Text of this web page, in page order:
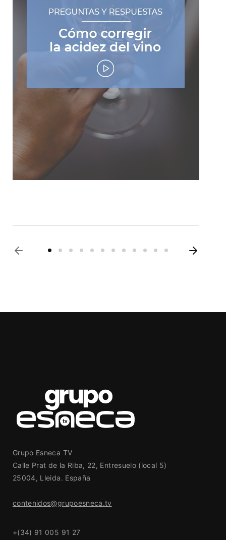
Grupo Esneca TV
Calle Prat de la Riba, 22, Entresuelo (local 5)
25004, Lleida. España
contenidos@grupoesneca.tv
+(34) 91 005 91 27